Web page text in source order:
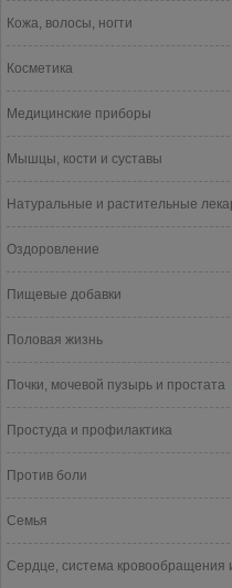
Кожа, волосы, ногти
Косметика
Медицинские приборы
Мышцы, кости и суставы
Натуральные и растительные
Оздоровление
Пищевые добавки
Половая жизнь
Почки, мочевой пузырь и простата
Простуда и профилактика
Против боли
Семья
Сердце, система кровообращения